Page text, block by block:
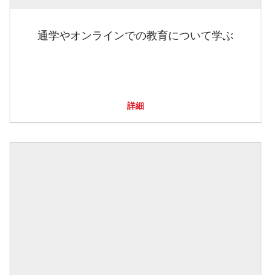
通学やオンラインでの教育について学ぶ
詳細